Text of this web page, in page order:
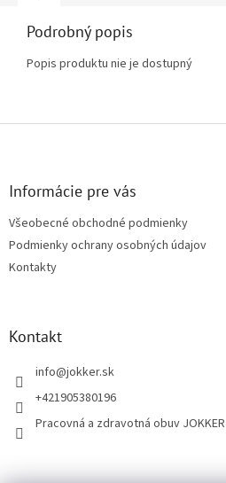
Podrobný popis
Popis produktu nie je dostupný
Informácie pre vás
Všeobecné obchodné podmienky
Podmienky ochrany osobných údajov
Kontakty
Kontakt
info@jokker.sk
+421905380196
Pracovná a zdravotná obuv JOKKER